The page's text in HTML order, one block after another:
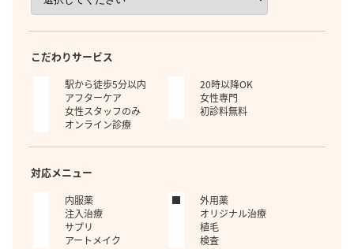
こだわりサービス
駅から徒歩5分以内
20時以降OK
アフターケア
女性専門
女性スタッフのみ
初診料無料
オンライン診療
対応メニュー
内服薬
外用薬
注入治療
オリジナル治療
サプリ
植毛
アートメイク
検査